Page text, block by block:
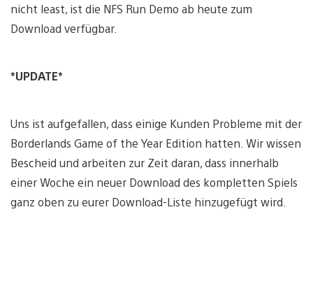
nicht least, ist die NFS Run Demo ab heute zum
Download verfügbar.
*UPDATE*
Uns ist aufgefallen, dass einige Kunden Probleme mit der
Borderlands Game of the Year Edition hatten. Wir wissen
Bescheid und arbeiten zur Zeit daran, dass innerhalb
einer Woche ein neuer Download des kompletten Spiels
ganz oben zu eurer Download-Liste hinzugefügt wird.